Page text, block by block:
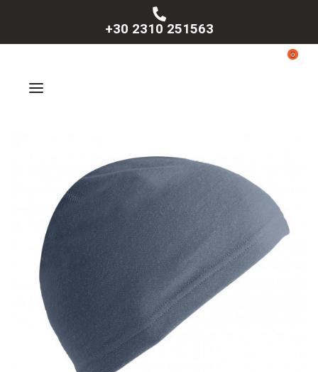
+30 2310 251563
0